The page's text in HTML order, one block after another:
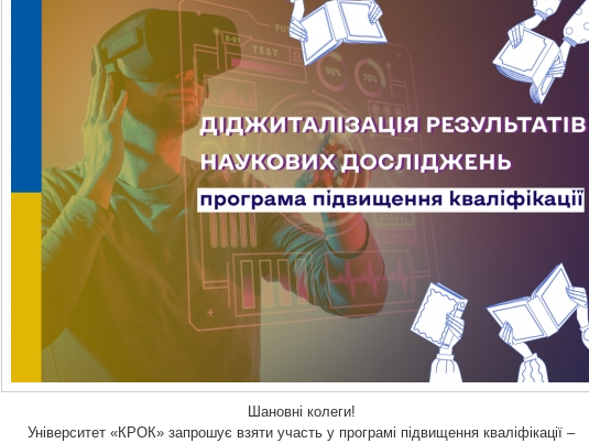
Шановні колеги!
Університет «КРОК» запрошує взяти участь у програмі підвищення кваліфікації –